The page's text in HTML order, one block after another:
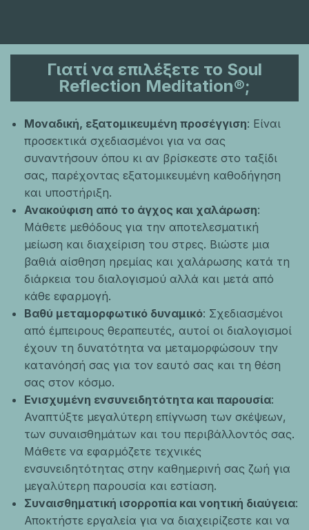
Γιατί να επιλέξετε το Soul
Reflection Meditation®;
Μοναδική, εξατομικευμένη προσέγγιση: Είναι
προσεκτικά σχεδιασμένοι για να σας
συναντήσουν όπου κι αν βρίσκεστε στο ταξίδι
σας, παρέχοντας εξατομικευμένη καθοδήγηση
και υποστήριξη.
Ανακούφιση από το άγχος και χαλάρωση:
Μάθετε μεθόδους για την αποτελεσματική
μείωση και διαχείριση του στρες. Βιώστε μια
βαθιά αίσθηση ηρεμίας και χαλάρωσης κατά τη
διάρκεια του διαλογισμού αλλά και μετά από
κάθε εφαρμογή.
Βαθύ μεταμορφωτικό δυναμικό: Σχεδιασμένοι
από έμπειρους θεραπευτές, αυτοί οι διαλογισμοί
έχουν τη δυνατότητα να μεταμορφώσουν την
κατανόησή σας για τον εαυτό σας και τη θέση
σας στον κόσμο.
Ενισχυμένη ενσυνειδητότητα και παρουσία:
Αναπτύξτε μεγαλύτερη επίγνωση των σκέψεων,
των συναισθημάτων και του περιβάλλοντός σας.
Μάθετε να εφαρμόζετε τεχνικές
ενσυνειδητότητας στην καθημερινή σας ζωή για
μεγαλύτερη παρουσία και εστίαση.
Συναισθηματική ισορροπία και νοητική διαύγεια:
Αποκτήστε εργαλεία για να διαχειρίζεστε και να